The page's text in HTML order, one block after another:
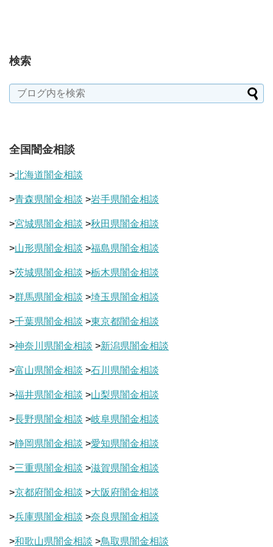
検索
全国闇金相談
>北海道闇金相談
>青森県闇金相談 >岩手県闇金相談
>宮城県闇金相談 >秋田県闇金相談
>山形県闇金相談 >福島県闇金相談
>茨城県闇金相談 >栃木県闇金相談
>群馬県闇金相談 >埼玉県闇金相談
>千葉県闇金相談 >東京都闇金相談
>神奈川県闇金相談 >新潟県闇金相談
>富山県闇金相談 >石川県闇金相談
>福井県闇金相談 >山梨県闇金相談
>長野県闇金相談 >岐阜県闇金相談
>静岡県闇金相談 >愛知県闇金相談
>三重県闇金相談 >滋賀県闇金相談
>京都府闇金相談 >大阪府闇金相談
>兵庫県闇金相談 >奈良県闇金相談
>和歌山県闇金相談 >鳥取県闇金相談